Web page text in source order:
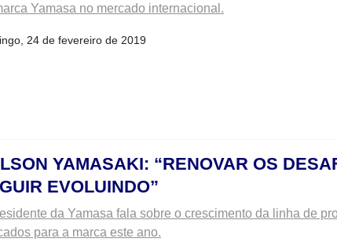
Yamasa no mercado internacional.
24 de fevereiro de 2019
YAMASAKI: “RENOVAR OS
EVOLUINDO”
da Yamasa fala sobre o crescimento da linha de
para a marca este ano.